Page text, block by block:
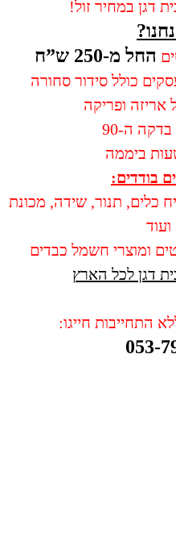
דגן במחיר זול!
החל מ-250 ש”ח
כולל סידור סחורה
אריזה ופריקה
ה-90
בודדים:
כלים, תנור, שידה, מכונת
ומוצרי חשמל כבדים
דגן לכל הארץ
התחייבות חייגו:
053-